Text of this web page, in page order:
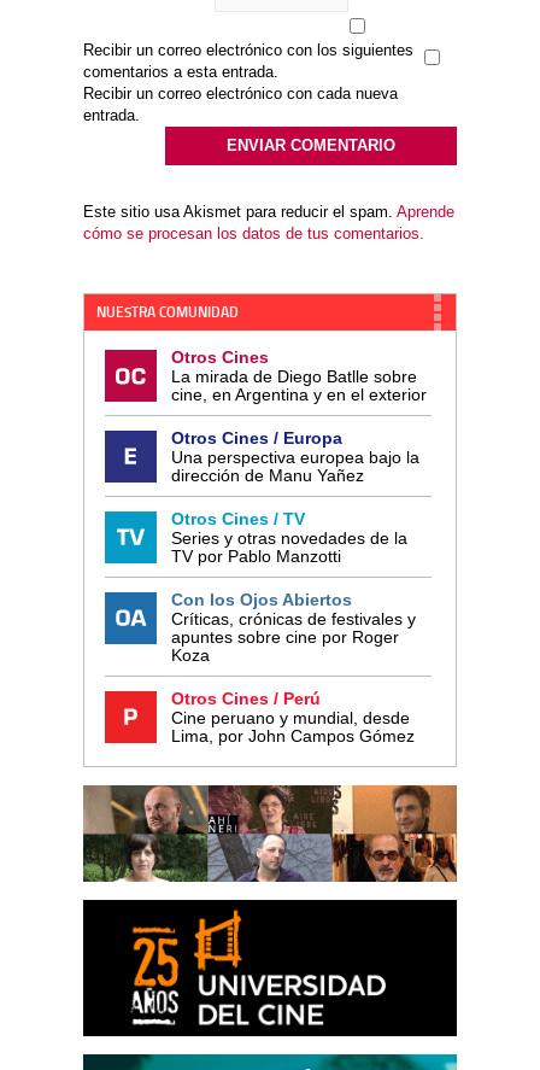
Recibir un correo electrónico con los siguientes
comentarios a esta entrada.
Recibir un correo electrónico con cada nueva
entrada.
Este sitio usa Akismet para reducir el spam. Aprende
cómo se procesan los datos de tus comentarios.
NUESTRA COMUNIDAD
Otros Cines
La mirada de Diego Batlle sobre
cine, en Argentina y en el exterior
Otros Cines / Europa
Una perspectiva europea bajo la
dirección de Manu Yañez
Otros Cines / TV
Series y otras novedades de la
TV por Pablo Manzotti
Con los Ojos Abiertos
Críticas, crónicas de festivales y
apuntes sobre cine por Roger
Koza
Otros Cines / Perú
Cine peruano y mundial, desde
Lima, por John Campos Gómez